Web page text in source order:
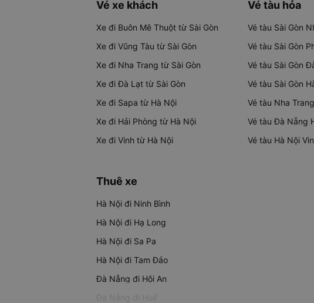
Vé xe khách
Xe đi Buôn Mê Thuột từ Sài Gòn
Xe đi Vũng Tàu từ Sài Gòn
Xe đi Nha Trang từ Sài Gòn
Xe đi Đà Lạt từ Sài Gòn
Xe đi Sapa từ Hà Nội
Xe đi Hải Phòng từ Hà Nội
Xe đi Vinh từ Hà Nội
Vé tàu hỏa
Vé tàu Sài Gòn
Vé tàu Sài Gòn
Vé tàu Sài Gòn
Vé tàu Sài Gòn
Vé tàu Nha
Vé tàu Đà Nẵng
Vé tàu Hà Nội
Thuê xe
Hà Nội đi Ninh Bình
Hà Nội đi Hạ Long
Hà Nội đi Sa Pa
Hà Nội đi Tam Đảo
Đà Nẵng đi Hội An
Đà Nẵng đi Huế